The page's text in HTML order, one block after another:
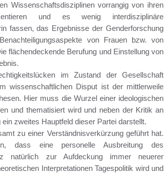
Wissenschaftsdisziplinen vorrangig von ihren
und es wenig interdisziplinäre
fassen, das Ergebnisse der Genderforschung
von Frauen bzw. von
flächendeckende Berufung und Einstellung von
im Zustand der Gesellschaft
wissenschaftlichen Disput ist der mittlerweile
Hier muss die Wurzel einer ideologischen
und thematisiert wird und neben der Kritik an
zweites Hauptfeld dieser Partei darstellt.
zu einer Verständnisverkürzung geführt hat.
dass eine personelle Ausbreitung des
natürlich zur Aufdeckung immer neuerer
Interpretationen Tagespolitik wird und